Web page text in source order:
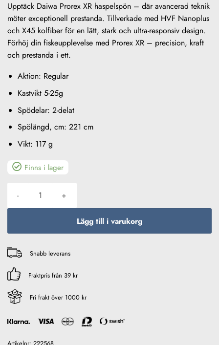
Upptäck Daiwa Prorex XR haspelspön – där avancerad teknik
möter exceptionell prestanda. Tillverkade med HVF Nanoplus
och X45 kolfiber för en lätt, stark och ultra-responsiv design.
Förhöj din fiskeupplevelse med Prorex XR – precision, kraft
och prestanda i ett.
Aktion: Regular
Kastvikt 5-25g
Spödelar: 2-delat
Spölängd, cm: 221 cm
Vikt: 117 g
Finns i lager
Lägg till i varukorg
Snabb leverans
Fraktpris från 39 kr
Fri frakt över 1000 kr